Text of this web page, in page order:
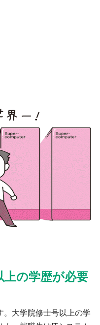
上の学歴が必要
。大学院修士号以上の学